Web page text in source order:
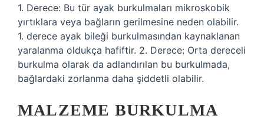
1. Derece: Bu tür ayak burkulmaları mikroskobik
yırtıklara veya bağların gerilmesine neden olabilir.
1. derece ayak bileği burkulmasından kaynaklanan
yaralanma oldukça hafiftir. 2. Derece: Orta dereceli
burkulma olarak da adlandırılan bu burkulmada,
bağlardaki zorlanma daha şiddetli olabilir.
MALZEME BURKULMA